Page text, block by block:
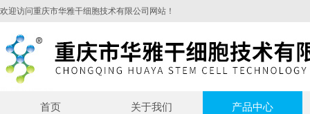
欢迎访问重庆市华雅干细胞技术有限公司网站！
首页 关于我们 产品中心